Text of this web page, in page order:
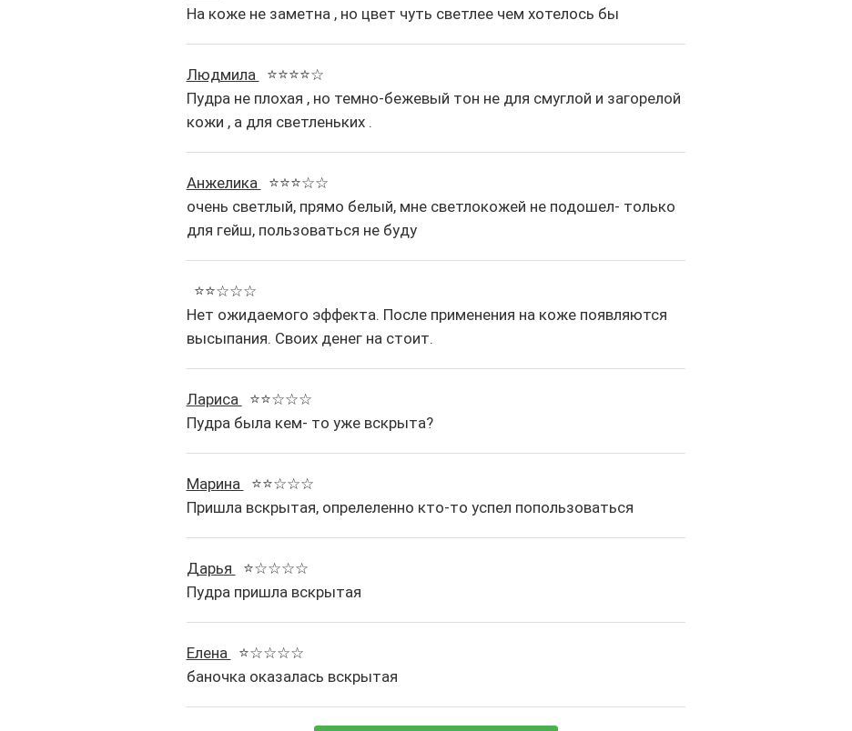
На коже не заметна , но цвет чуть светлее чем хотелось бы
Людмила
⭐⭐⭐⭐☆
Пудра не плохая , но темно-бежевый тон не для смуглой и загорелой
кожи , а для светленьких .
Анжелика
⭐⭐⭐☆☆
очень светлый, прямо белый, мне светлокожей не подошел- только
для гейш, пользоваться не буду
⭐⭐☆☆☆
Нет ожидаемого эффекта. После применения на коже появляются
высыпания. Своих денег на стоит.
Лариса
⭐⭐☆☆☆
Пудра была кем- то уже вскрыта?
Марина
⭐⭐☆☆☆
Пришла вскрытая, опрелеленно кто-то успел попользоваться
Дарья
⭐☆☆☆☆
Пудра пришла вскрытая
Елена
⭐☆☆☆☆
баночка оказалась вскрытая